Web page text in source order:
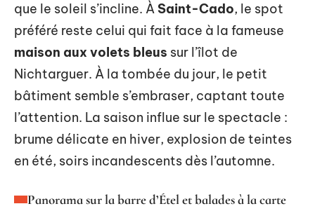
que le soleil s’incline. À Saint-Cado, le spot
préféré reste celui qui fait face à la fameuse
maison aux volets bleus sur l’îlot de
Nichtarguer. À la tombée du jour, le petit
bâtiment semble s’embraser, captant toute
l’attention. La saison influe sur le spectacle :
brume délicate en hiver, explosion de teintes
en été, soirs incandescents dès l’automne.
Panorama sur la barre d’Étel et balades à la carte